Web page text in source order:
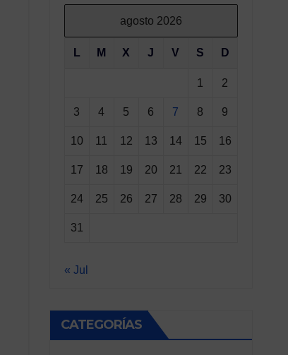
agosto 2026
L M X J V S D
1 2
3 4 5 6 7 8 9
10 11 12 13 14 15 16
17 18 19 20 21 22 23
24 25 26 27 28 29 30
31
« Jul
CATEGORÍAS